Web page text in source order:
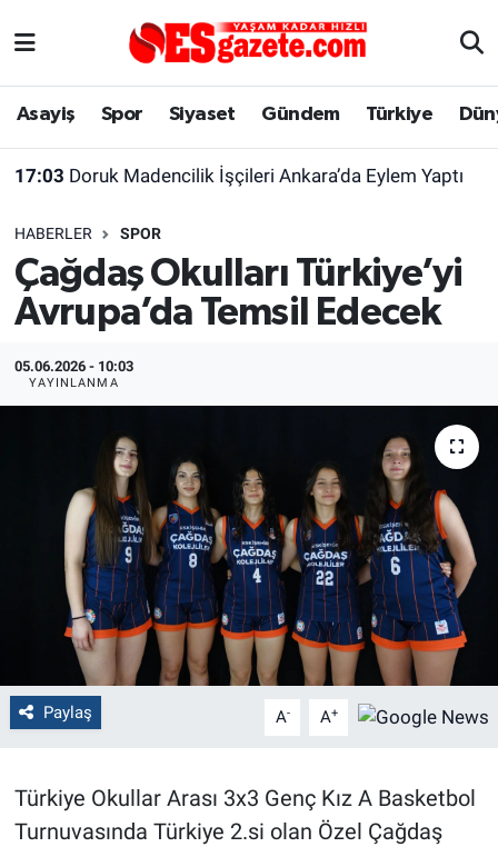
Asayiş Spor Siyaset Gündem Türkiye
17:03 Doruk Madencilik İşçileri Ankara’da Eylem Yaptı
HABERLER SPOR
Çağdaş Okulları Türkiye’yi
Avrupa’da Temsil Edecek
05.06.2026 - 10:03
YAYINLANMA
Paylaş A- A+
Türkiye Okullar Arası 3x3 Genç Kız A Basketbol
Turnuvasında Türkiye 2.si olan Özel Çağdaş
Asayiş
Gündem
Türkiye
Dünya
Alış-Veriş/İş dünyası
Yaşam
Eskişehirspor Arşivi
Eskişehir Arşivi
Röportaj
Kültür Sanat
Politika
Bilecik
Kütahya
Gezi
Çevre
Eskişehir Nöbetçi Eczaneler
Süper Lig Puan Durumu ve Fikstür
Tüm Manşetler
Son Dakika Haberleri